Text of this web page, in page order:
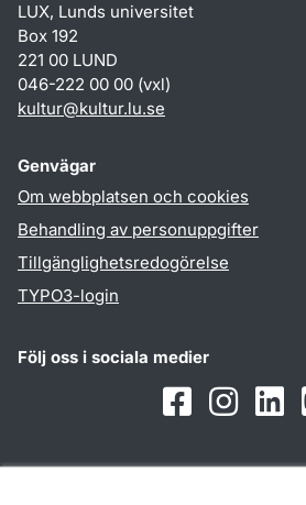
LUX, Lunds universitet
Box 192
221 00 LUND
046-222 00 00 (vxl)
kultur@kultur.lu.se
Genvägar
Om webbplatsen och cookies
Behandling av personuppgifter
Tillgänglighetsredogörelse
TYPO3-login
Följ oss i sociala medier
FacebookInstagram